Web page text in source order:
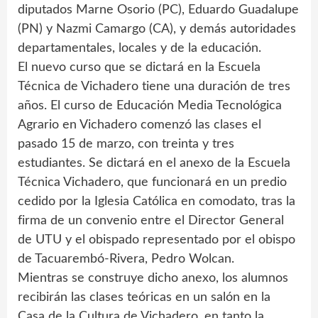
diputados Marne Osorio (PC), Eduardo Guadalupe
(PN) y Nazmi Camargo (CA), y demás autoridades
departamentales, locales y de la educación.
El nuevo curso que se dictará en la Escuela
Técnica de Vichadero tiene una duración de tres
años. El curso de Educación Media Tecnológica
Agrario en Vichadero comenzó las clases el
pasado 15 de marzo, con treinta y tres
estudiantes. Se dictará en el anexo de la Escuela
Técnica Vichadero, que funcionará en un predio
cedido por la Iglesia Católica en comodato, tras la
firma de un convenio entre el Director General
de UTU y el obispado representado por el obispo
de Tacuarembó-Rivera, Pedro Wolcan.
Mientras se construye dicho anexo, los alumnos
recibirán las clases teóricas en un salón en la